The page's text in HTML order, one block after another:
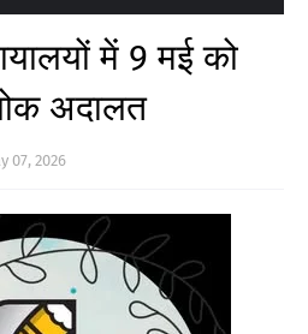
में 9 मई को
अदालत
07, 2026